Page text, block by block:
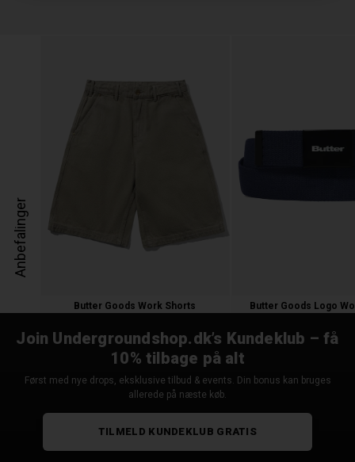
Anbefalinger
Butter Goods Work Shorts Butter Goods Logo
Join Undergroundshop.dk’s Kundeklub – få
10% tilbage på alt
Først med nye drops, eksklusive tilbud & events. Din bonus kan bruges
allerede på næste køb.
TILMELD KUNDEKLUB GRATIS